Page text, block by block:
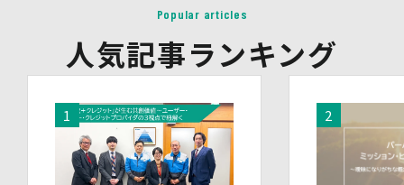
(2)提供される個人情報の内容
会社名・所属団体等の名称、所属名、役職名等の肩書、氏
名、住所、電話番号、メールアドレス、その他イベント・
セミナーを通じて取得した情報
(3)第三者提供の方法
(4)その他
上記の内容によらない個人情報の第三者提供を行う場合に
は、あらかじめ本人に対し個別具体的な内容を提示して同
意を得ます。
Popular articles
人気記事ランキング